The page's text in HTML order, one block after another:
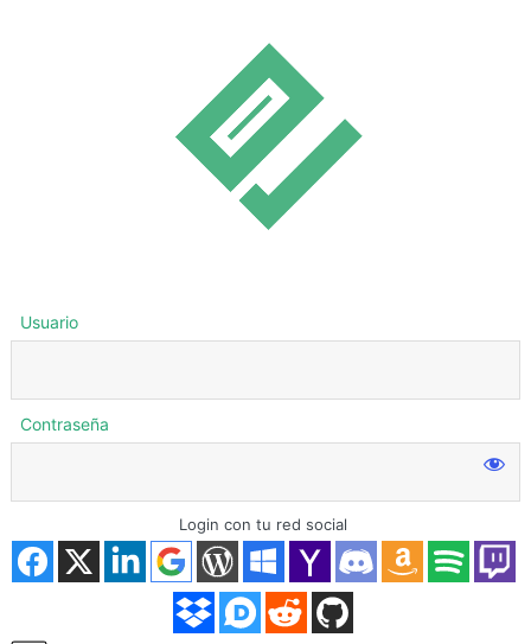
Acceder
Usuario
Contraseña
Login con tu red social